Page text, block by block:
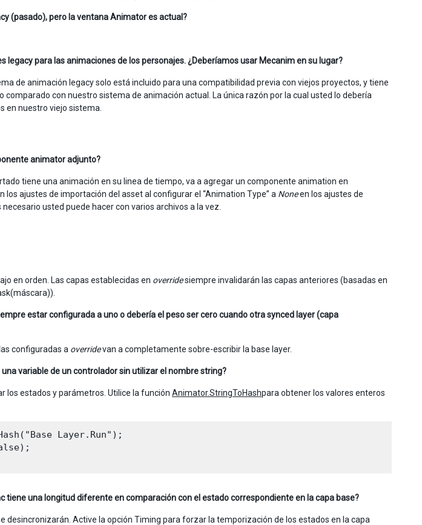
(pasado), pero la ventana Animator es actual?
legacy para las animaciones de los personajes. ¿Deberíamos usar Mecanim en su lugar?
de animación legacy solo está incluido para una compatibilidad previa con viejos proyectos, y tiene
con nuestro sistema de animación actual. La única razón por la cual usted lo debería
en nuestro viejo sistema.
animator adjunto?
tiene una animación en su linea de tiempo, va a agregar un componente animation en
ajustes de importación del asset al configurar el “Animation Type” a Noneen los ajustes de
usted puede hacer con varios archivos a la vez.
en orden. Las capas establecidas en overridesiempre invalidarán las capas anteriores (basadas en
estar configurada a uno o debería el peso ser cero cuando otra synced layer (capa
configuradas a overridevan a completamente sobre-escribir la base layer.
variable de un controlador sin utilizar el nombre string?
los estados y parámetros. Utilice la función Animator.StringToHashpara obtener los valores enteros
Layer.Run");
tiene una longitud diferente en comparación con el estado correspondiente en la capa base?
desincronizarán. Active la opción Timing para forzar la temporización de los estados en la capa